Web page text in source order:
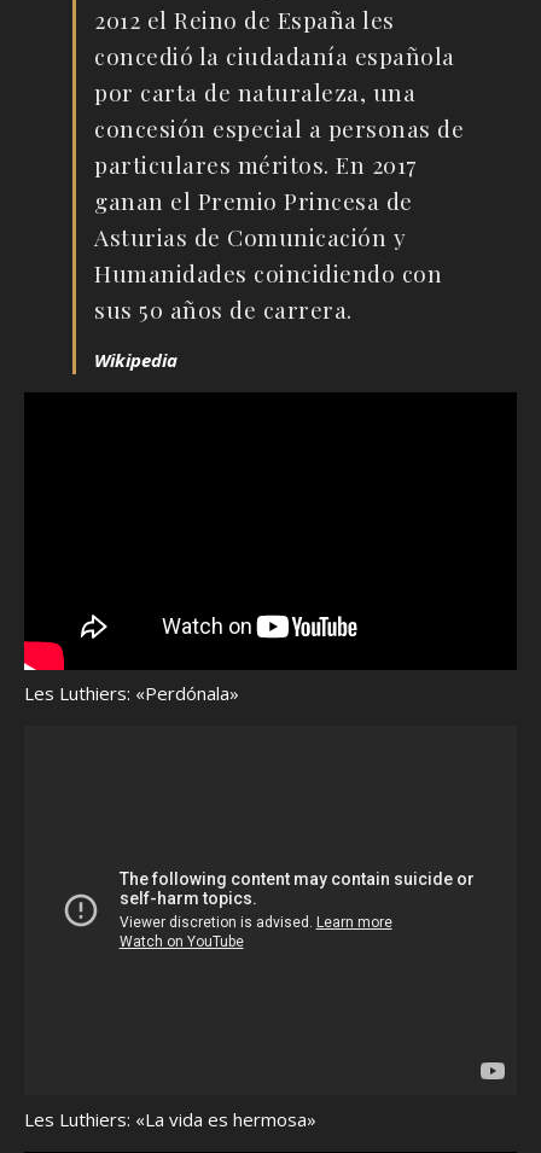
2012 el Reino de España les
concedió la ciudadanía española
por carta de naturaleza, una
concesión especial a personas de
particulares méritos. En 2017
ganan el Premio Princesa de
Asturias de Comunicación y
Humanidades coincidiendo con
sus 50 años de carrera.
Wikipedia
Les Luthiers: «Perdónala»
Les Luthiers: «La vida es hermosa»